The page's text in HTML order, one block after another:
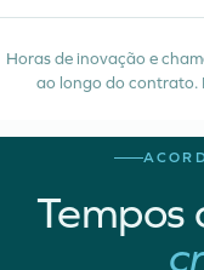
Horas de inovação e
ao longo do contrato.
Tempos